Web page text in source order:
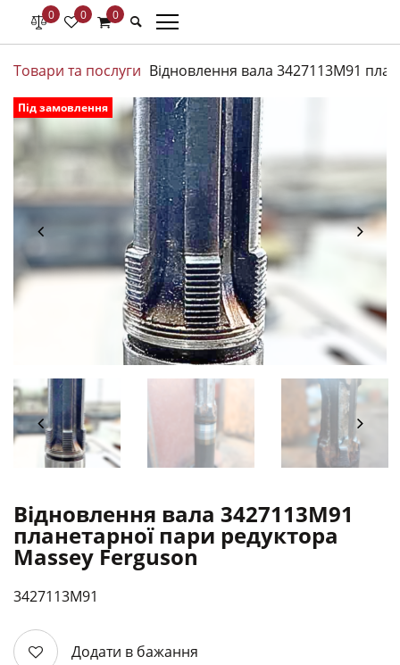
0 0 0
Товари та послуги Відновлення вала 3427113M91
Під замовлення
Відновлення вала 3427113M91
планетарної пари редуктора
Massey Ferguson
3427113M91
Додати в бажання